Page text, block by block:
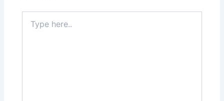
here..